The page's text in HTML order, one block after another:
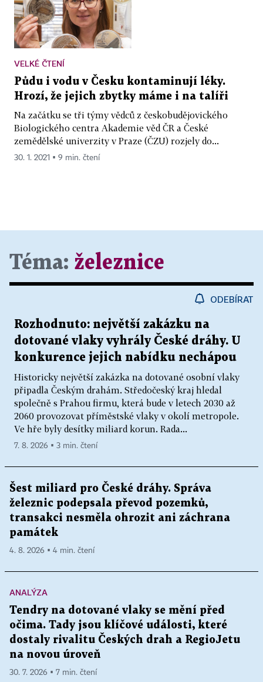
VELKÉ ČTENÍ
Půdu i vodu v Česku kontaminují léky.
Hrozí, že jejich zbytky máme i na talíři
Na začátku se tři týmy vědců z českobudějovického
Biologického centra Akademie věd ČR a České
zemědělské univerzity v Praze (ČZU) rozjely do...
30. 1. 2021 ▪ 9 min. čtení
Téma: železnice
ODEBÍRAT
Rozhodnuto: největší zakázku na
dotované vlaky vyhrály České dráhy. U
konkurence jejich nabídku nechápou
Historicky největší zakázka na dotované osobní vlaky
připadla Českým drahám. Středočeský kraj hledal
společně s Prahou firmu, která bude v letech 2030 až
2060 provozovat příměstské vlaky v okolí metropole.
Ve hře byly desítky miliard korun. Rada...
7. 8. 2026 ▪ 3 min. čtení
Šest miliard pro České dráhy. Správa
železnic podepsala převod pozemků,
transakci nesměla ohrozit ani záchrana
památek
4. 8. 2026 ▪ 4 min. čtení
ANALÝZA
Tendry na dotované vlaky se mění před
očima. Tady jsou klíčové události, které
dostaly rivalitu Českých drah a RegioJetu
na novou úroveň
30. 7. 2026 ▪ 7 min. čtení